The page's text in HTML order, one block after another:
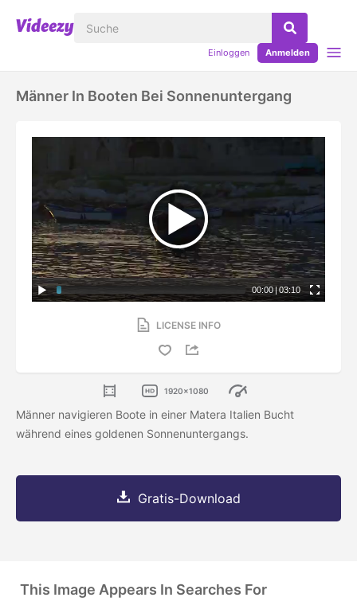
Einloggen Anmelden
Männer In Booten Bei Sonnenuntergang
00:00 |03:10
LICENSE INFO
1920x1080
Männer navigieren Boote in einer Matera Italien Bucht
während eines goldenen Sonnenuntergangs.
Gratis-Download
This Image Appears In Searches For